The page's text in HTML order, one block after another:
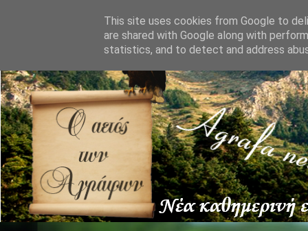
This site uses cookies from Google to
are shared with Google along with
statistics, and to detect and address